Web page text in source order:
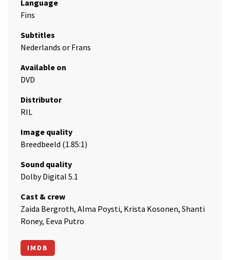
Language
Fins
Subtitles
Nederlands or Frans
Available on
DVD
Distributor
RIL
Image quality
Breedbeeld (1.85:1)
Sound quality
Dolby Digital 5.1
Cast & crew
Zaida Bergroth, Alma Poysti, Krista Kosonen, Shanti
Roney, Eeva Putro
IMDB